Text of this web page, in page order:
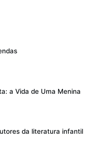
a Vida de Uma Menina
da literatura infantil